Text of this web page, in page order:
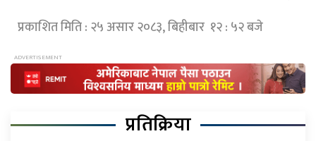
प्रकाशित मिति : २५ असार २०८३, बिहीबार १२ : ५२ बजे
प्रतिक्रिया